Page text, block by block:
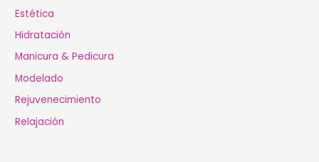
Estética
Hidratación
Manicura & Pedicura
Modelado
Rejuvenecimiento
Relajación